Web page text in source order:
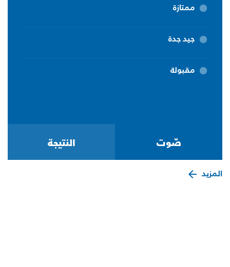
ممتازة
جيد جدة
مقبولة
المزيد